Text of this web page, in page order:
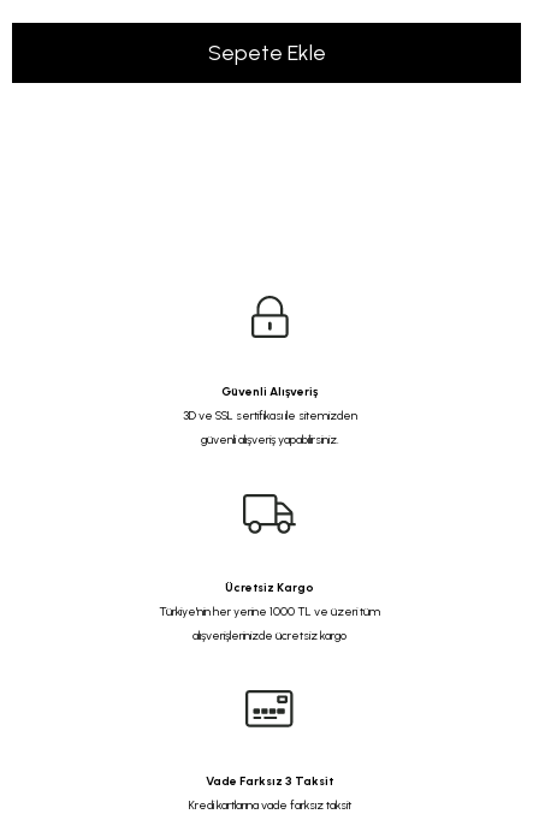
Güvenli Alışveriş
3D ve SSL sertifikası ile sitemizden
güvenli alışveriş yapabilirsiniz.
Ücretsiz Kargo
Türkiye'nin her yerine 1000 TL ve üzeri tüm
alışverişlerinizde ücretsiz kargo
Vade Farksız 3 Taksit
Kredi kartlarına vade farksız taksit